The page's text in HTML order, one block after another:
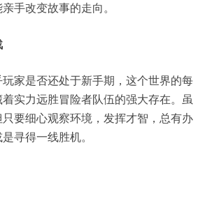
手改变故事的走向。
家是否还处于新手期，这个世界的每
实力远胜冒险者队伍的强大存在。虽
要细心观察环境，发挥才智，总有办
寻得一线胜机。